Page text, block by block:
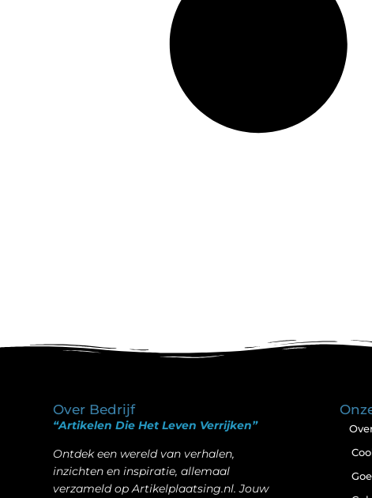
Over Bedrijf
“Artikelen Die Het Leven Verrijken”
Ontdek een wereld van verhalen,
inzichten en inspiratie, allemaal
verzameld op Artikelplaatsing.nl. Jouw